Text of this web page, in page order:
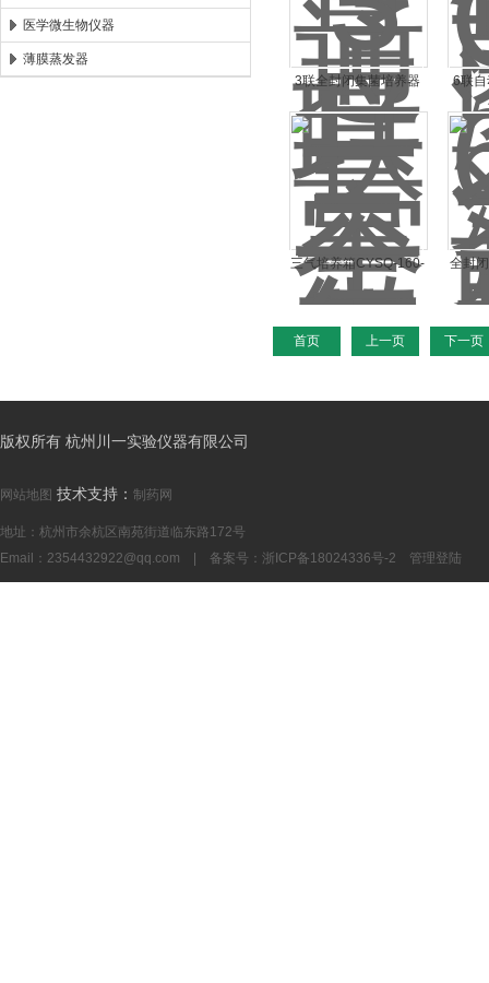
医学微生物仪器
薄膜蒸发器
3联全封闭集菌培养器
ZW-808A智能无菌集菌
仪
6联
全
三气培养箱CYSQ-160-
III高氧气体培养装置
全封
首页 上一页 下一页
版权所有 杭州川一实验仪器有限公司
网站地图 技术支持： 制药网
地址：杭州市余杭区南苑街道临东路172号
Email： 2354432922@qq.com | 备案号： 浙ICP备18024336号-2 管理登陆